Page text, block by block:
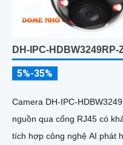
DH-IPC-
5%-35%
Camera DH-IPC-
nguồn qua cổng RJ45 có
tích hợp công nghệ AI phát